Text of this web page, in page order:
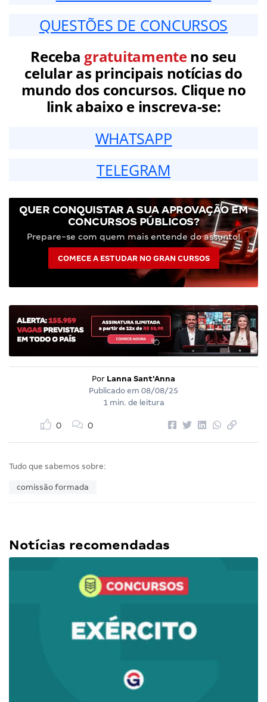
QUESTÕES DE CONCURSOS
Receba gratuitamenteno seu
celular as principais notícias do
mundo dos concursos. Clique no
link abaixo e inscreva-se:
WHATSAPP
TELEGRAM
QUER CONQUISTAR A SUA APROVAÇÃO EM
CONCURSOS PÚBLICOS?
Prepare-se com quem mais entende do assunto!
COMECE A ESTUDAR NO GRAN CURSOS
Por Lanna Sant'Anna
Publicado em 08/08/25
1 min. de leitura
0 0
Tudo que sabemos sobre:
comissão formada
Notícias recomendadas